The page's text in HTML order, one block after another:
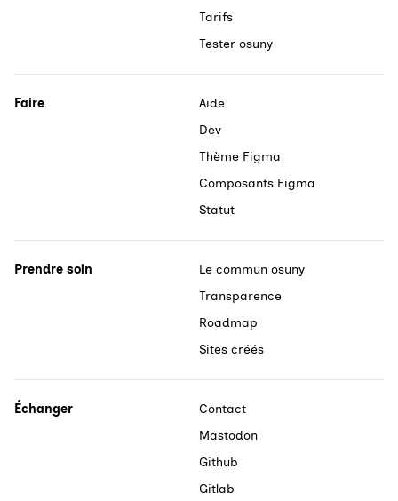
Tarifs
Tester osuny
Faire
Aide
Dev
Thème Figma
Composants Figma
Statut
Prendre soin
Le commun osuny
Transparence
Roadmap
Sites créés
Échanger
Contact
Mastodon
Github
Gitlab